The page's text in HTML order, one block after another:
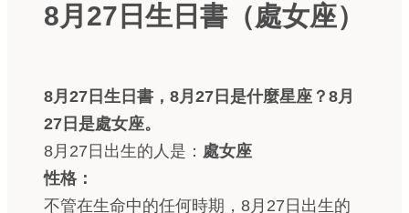
8月27日生日書（處女座）
8月27日生日書，8月27日是什麼星座？8月
27日是處女座。
8月27日出生的人是： 處女座
性格：
不管在生命中的任何時期，8月27日出生的